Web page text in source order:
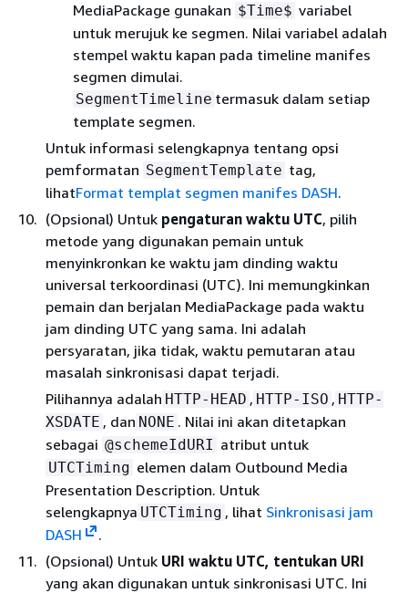
MediaPackage gunakan $Time$ variabel
untuk merujuk ke segmen. Nilai variabel adalah
stempel waktu kapan pada timeline manifes
segmen dimulai.
SegmentTimeline termasuk dalam setiap
template segmen.
Untuk informasi selengkapnya tentang opsi
pemformatan SegmentTemplate tag,
lihatFormat templat segmen manifes DASH.
(Opsional) Untuk pengaturan waktu UTC, pilih
metode yang digunakan pemain untuk
menyinkronkan ke waktu jam dinding waktu
universal terkoordinasi (UTC). Ini memungkinkan
pemain dan berjalan MediaPackage pada waktu
jam dinding UTC yang sama. Ini adalah
persyaratan, jika tidak, waktu pemutaran atau
masalah sinkronisasi dapat terjadi.
Pilihannya adalah HTTP-HEAD , HTTP-ISO , HTTP-
XSDATE , dan NONE . Nilai ini akan ditetapkan
sebagai @schemeIdURI atribut untuk
UTCTiming elemen dalam Outbound Media
Presentation Description. Untuk
selengkapnya UTCTiming , lihat Sinkronisasi jam
DASH
.
(Opsional) Untuk URI waktu UTC, tentukan URI
yang akan digunakan untuk sinkronisasi UTC. Ini